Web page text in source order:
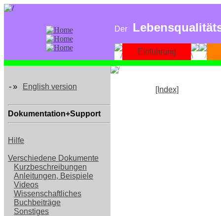
Der
Einführung
-» English version
Dokumentation+Support
Hilfe
Verschiedene Dokumente
Kurzbeschreibungen
Anleitungen, Beispiele
Videos
Wissenschaftliches
Buchbeiträge
Sonstiges
[Index]